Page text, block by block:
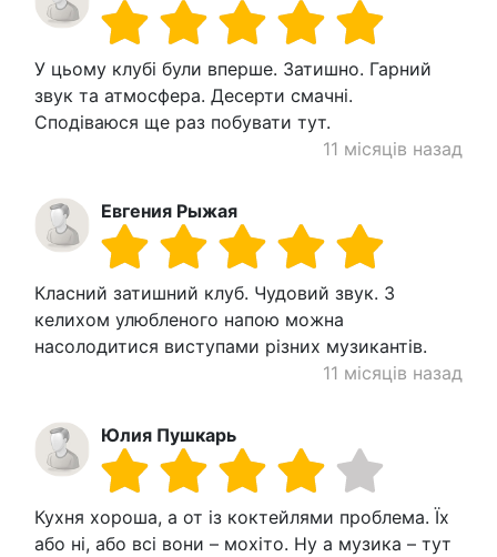
У цьому клубі були вперше. Затишно. Гарний
звук та атмосфера. Десерти смачні.
Сподіваюся ще раз побувати тут.
11 місяців назад
Евгения Рыжая
Класний затишний клуб. Чудовий звук. З
келихом улюбленого напою можна
насолодитися виступами різних музикантів.
11 місяців назад
Юлия Пушкарь
Кухня хороша, а от із коктейлями проблема. Їх
або ні, або всі вони – мохіто. Ну а музика – тут